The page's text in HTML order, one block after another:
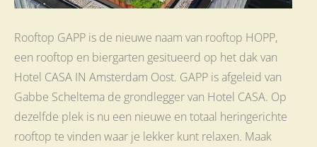
Rooftop GAPP is de nieuwe naam van rooftop HOPP,
een rooftop en biergarten gesitueerd op het dak van
Hotel CASA IN Amsterdam Oost. GAPP is afgeleid van
Gabbe Scheltema de grondlegger van Hotel CASA. Op
dezelfde plek is nu een nieuwe en totaal heringerichte
rooftop te vinden waar je lekker kunt relaxen. Maak